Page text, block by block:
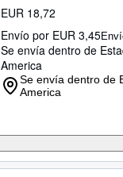
EUR 18,72
Envío por EUR 3,45
Se envía dentro de
America
Se envía dentro de
America